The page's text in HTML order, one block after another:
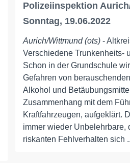
Polizeiinspektion
Sonntag, 19.06.2022
Aurich/Wittmund (ots) -
Verschiedene Trunkenheits-
Schon in der Grundschule
Gefahren von
Alkohol und
Zusammenhang mit dem
Kraftfahrzeugen, aufgeklärt.
immer wieder Unbelehrbare,
riskanten Fehlverhalten sich